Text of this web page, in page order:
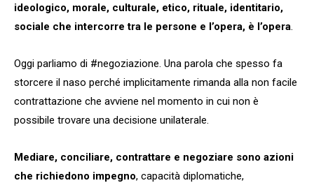
ideologico, morale, culturale, etico, rituale, identitario,
sociale che intercorre tra le persone e l’opera, è l’opera
Oggi parliamo di #negoziazione. Una parola che spesso fa
storcere il naso perché implicitamente rimanda alla non facile
contrattazione che avviene nel momento in cui non è
possibile trovare una decisione unilaterale.
Mediare, conciliare, contrattare e negoziare sono azioni
che richiedono impegno, capacità diplomatiche,